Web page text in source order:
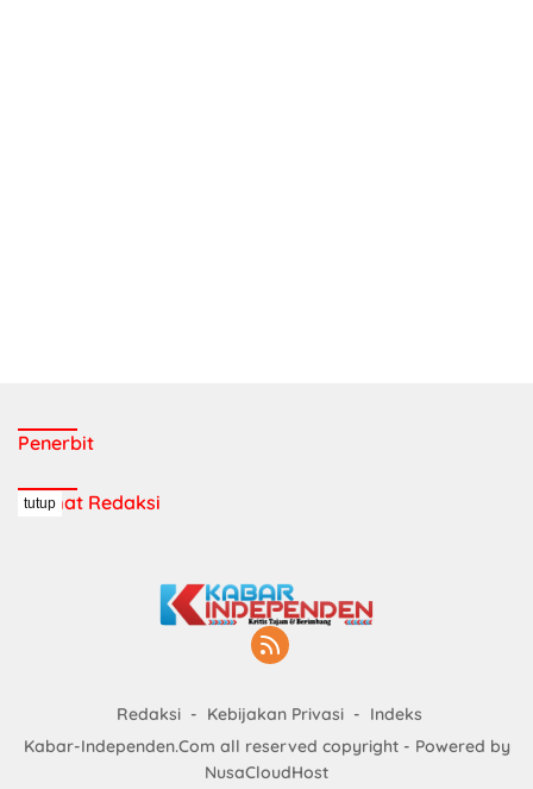
Penerbit
Alamat Redaksi
Redaksi Kebijakan Privasi
Indeks
Kabar-Independen.Com all reserved copyright - Powered by
NusaCloudHost
tutup